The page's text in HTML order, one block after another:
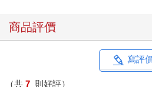
商品評價
寫評
（共 7 則好評）